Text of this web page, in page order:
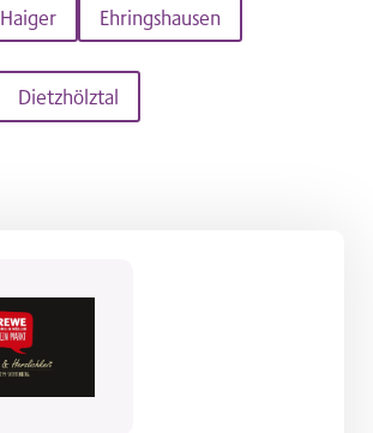
Haiger Ehringshausen
Dietzhölztal